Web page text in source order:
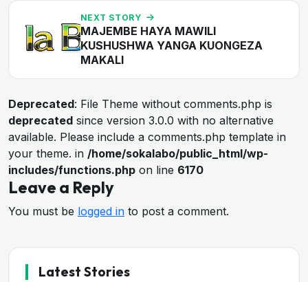
NEXT STORY
MAJEMBE HAYA MAWILI
KUSHUSHWA YANGA KUONGEZA
MAKALI
Deprecated: File Theme without comments.php is
deprecated since version 3.0.0 with no alternative
available. Please include a comments.php template in
your theme. in /home/sokalabo/public_html/wp-
includes/functions.php on line 6170
Leave a Reply
You must be logged in to post a comment.
Latest Stories